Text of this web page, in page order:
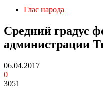
Глас народа
Средний градус
администрации
06.04.2017
0
3051